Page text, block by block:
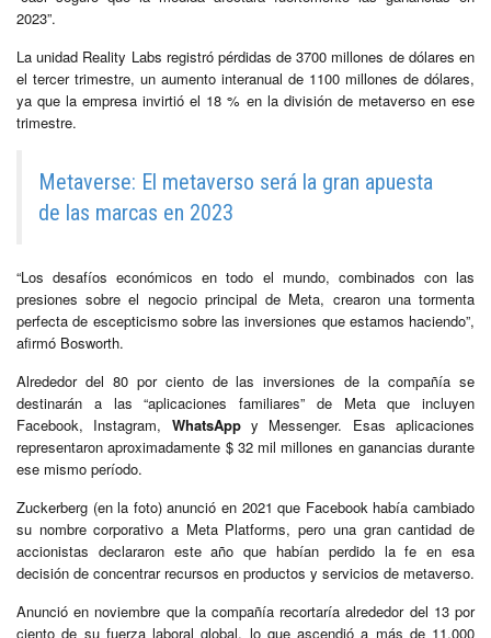
2023”.
La unidad Reality Labs registró pérdidas de 3700 millones de dólares en
el tercer trimestre, un aumento interanual de 1100 millones de dólares,
ya que la empresa invirtió el 18 % en la división de metaverso en ese
trimestre.
Metaverse: El metaverso será la gran apuesta
de las marcas en 2023
“Los desafíos económicos en todo el mundo, combinados con las
presiones sobre el negocio principal de Meta, crearon una tormenta
perfecta de escepticismo sobre las inversiones que estamos haciendo”,
afirmó Bosworth.
Alrededor del 80 por ciento de las inversiones de la compañía se
destinarán a las “aplicaciones familiares” de Meta que incluyen
Facebook, Instagram, WhatsAppy Messenger. Esas aplicaciones
representaron aproximadamente $ 32 mil millones en ganancias durante
ese mismo período.
Zuckerberg (en la foto) anunció en 2021 que Facebook había cambiado
su nombre corporativo a Meta Platforms, pero una gran cantidad de
accionistas declararon este año que habían perdido la fe en esa
decisión de concentrar recursos en productos y servicios de metaverso.
Anunció en noviembre que la compañía recortaría alrededor del 13 por
ciento de su fuerza laboral global, lo que ascendió a más de 11,000